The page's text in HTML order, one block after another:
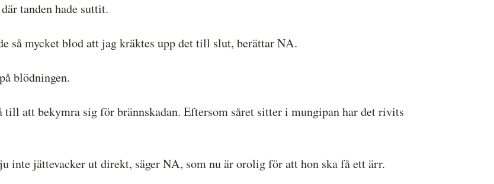
tanden hade suttit.
så mycket blod att jag kräktes upp det till slut, berättar NA.
blödningen.
till att bekymra sig för brännskadan. Eftersom såret sitter i mungipan har det rivits
inte jättevacker ut direkt, säger NA, som nu är orolig för att hon ska få ett ärr.